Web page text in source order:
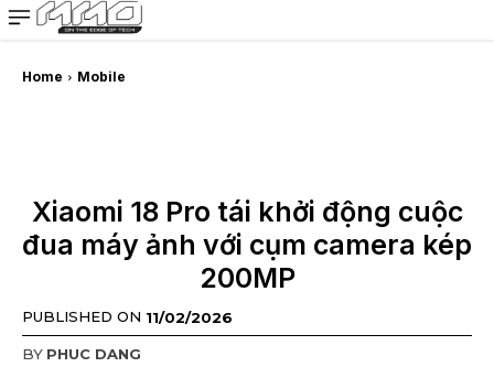
MMOSITE - Thông tin công nghệ
Bài viết nổi bật
Home Mobile
Xiaomi 18 Pro tái khởi động cuộc
đua máy ảnh với cụm camera kép
200MP
PUBLISHED ON 11/02/2026
BY PHUC DANG